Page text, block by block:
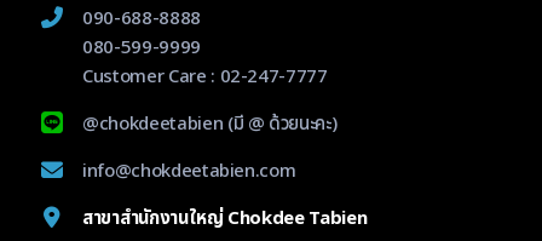
090-688-8888
080-599-9999
Customer Care : 02-247-7777
@chokdeetabien (มี @ ด้วยนะคะ)
info@chokdeetabien.com
สาขาสำนักงานใหญ่ Chokdee Tabien